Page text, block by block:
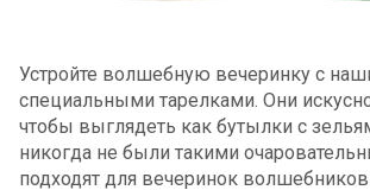
Устройте волшебную вечеринку с
специальными тарелками. Они
чтобы выглядеть как бутылки с
никогда не были такими
подходят для вечеринок